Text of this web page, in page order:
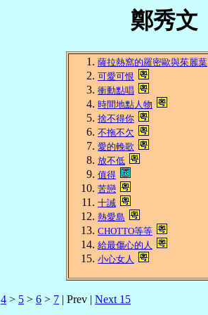
鄭秀文
薩拉熱窩的羅密歐與茱麗葉
可愛可恨
衝動點唱
時間地點人物
捨不得你
不拖不欠
愛的輓歌
放不低
值得
苦戀
十誡
熱愛島
CHOTTO等等
給最傷心的人
小心女人
4 > 5 > 6 > 7 | Prev | Next 15